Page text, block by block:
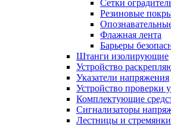
Сетки
Резиновые
Флажная лента
Барьеры
Штанги изолирующие
Устройство
Указатели напряжения
Устройство проверки
Комплектующие
Сигнализаторы
Лестницы и